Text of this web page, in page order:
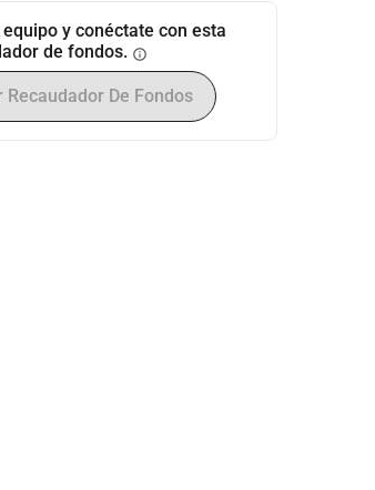
y conéctate con esta
de fondos. info
Recaudador De Fondos